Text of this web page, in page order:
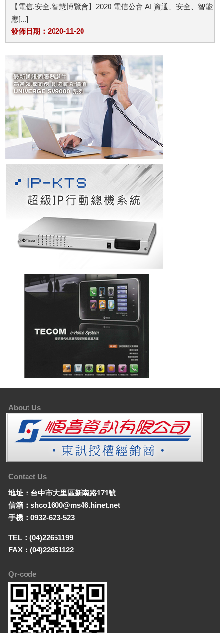
【電信.安全.智慧博覽會】2020 電信公會 AI 資通、安全、智能
應[...]
發佈日期：2020-11-20
About Us
Contact Us
地址：台中市大里區新南路171號
信箱：shco1600@ms46.hinet.net
手機：0932-623-523
TEL：(04)22651199
FAX：(04)22651122
Qr-code